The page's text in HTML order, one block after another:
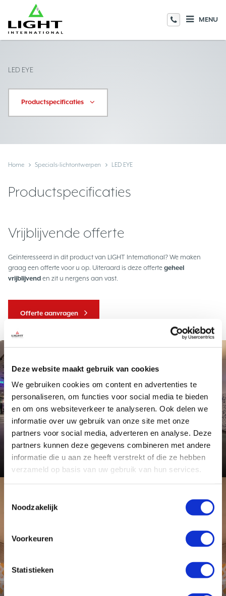
Deze website maakt gebruik van cookies
We gebruiken cookies om content en advertenties te
personaliseren, om functies voor social media te bieden
en om ons websiteverkeer te analyseren. Ook delen we
informatie over uw gebruik van onze site met onze
partners voor social media, adverteren en analyse. Deze
partners kunnen deze gegevens combineren met andere
informatie die u aan ze heeft verstrekt of die ze hebben
verzameld op basis van uw gebruik van hun services.
Noodzakelijk
Voorkeuren
Statistieken
MENU
LED EYE
Productspecificaties
Home Specials-lichtontwerpen LED EYE
Productspecificaties
Vrijblijvende offerte
Geïnteresseerd in dit product van LIGHT International? We maken
graag een offerte voor u op. Uiteraard is deze offerte geheel
vrijblijvend en zit u nergens aan vast.
Offerte aanvragen
Project
Exclusief maatwerkStation Delft
Bekijk dit project
Toepassing
Tunnel- en onderdoorgang verlichting